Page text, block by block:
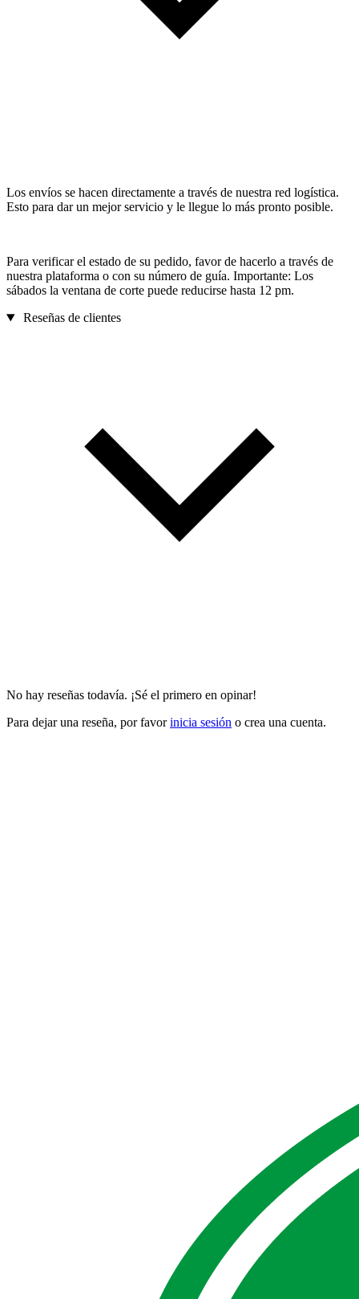
Los envíos se hacen directamente a través de nuestra red logística.
Esto para dar un mejor servicio y le llegue lo más pronto posible.
Para verificar el estado de su pedido, favor de hacerlo a través de
nuestra plataforma o con su número de guía. Importante: Los
sábados la ventana de corte puede reducirse hasta 12 pm.
Reseñas de clientes
No hay reseñas todavía. ¡Sé el primero en opinar!
Para dejar una reseña, por favorinicia sesión o crea una cuenta.